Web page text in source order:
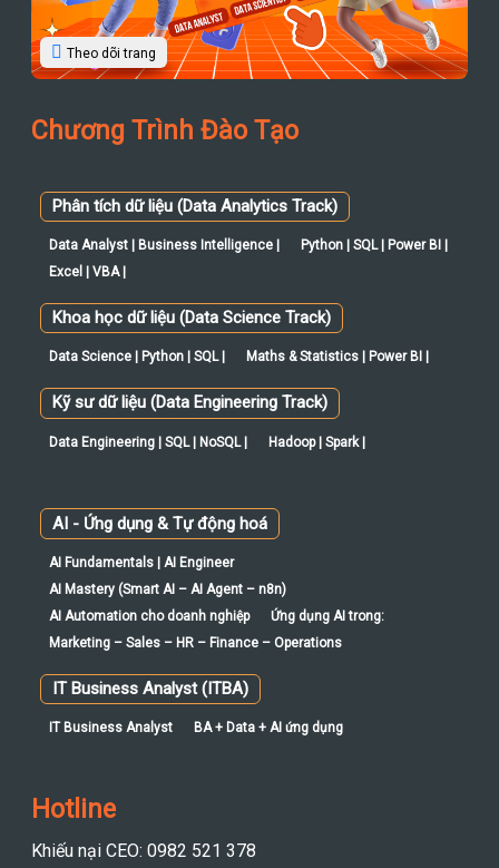
Chương Trình Đào Tạo
Data Analyst | Business Intelligence |
Khoa học dữ liệu (Data Science Track)
Data Science | Python | SQL | Maths & Statistics | Power BI |
Data Engineering | SQL | NoSQL | Hadoop | Spark |
AI - Ứng dụng & Tự động hoá
AI Fundamentals | AI Engineer
AI Automation cho doanh nghiệp
Ứng dụng AI trong:
Marketing – Sales – HR – Finance – Operations
IT Business Analyst (ITBA)
IT Business Analyst BA + Data + AI ứng dụng
Hotline
Tư vấn đào tạo doanh nghiệp: 0352.433.233
CSKH: cskh@mcivietnam.com